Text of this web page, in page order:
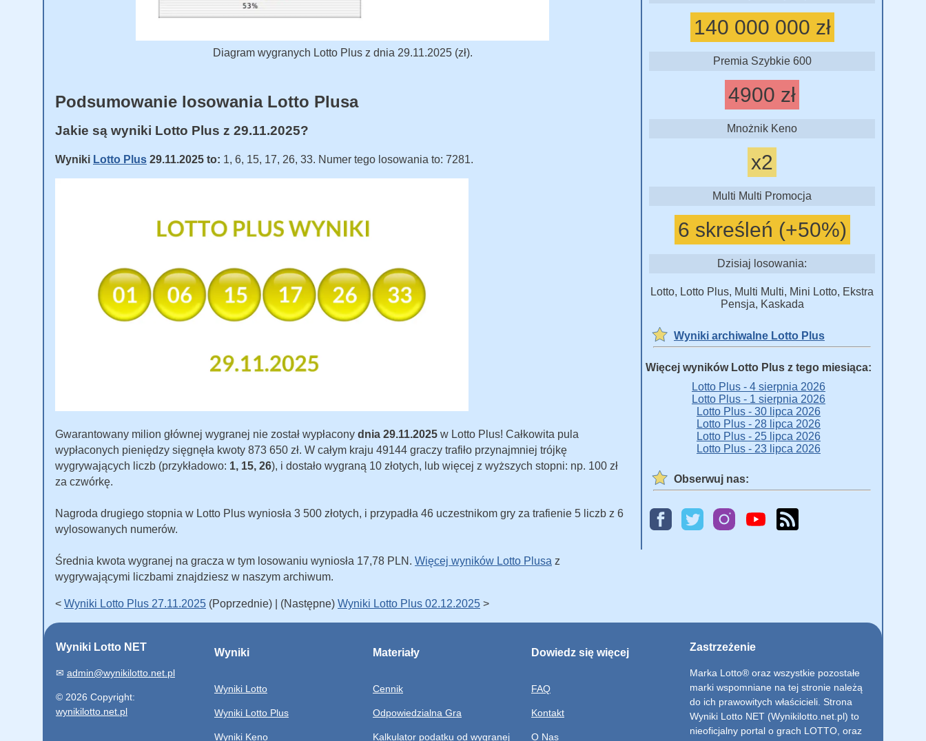
Diagram wygranych Lotto Plus z dnia 29.11.2025 (zł).
Podsumowanie losowania Lotto Plusa
Jakie są wyniki Lotto Plus z 29.11.2025?
Wyniki Lotto Plus 29.11.2025 to: 1, 6, 15, 17, 26, 33. Numer tego losowania to: 7281.
Gwarantowany milion głównej wygranej nie został wypłacony dnia 29.11.2025 w Lotto Plus! Całkowita pula
wypłaconych pieniędzy sięgnęła kwoty 873 650 zł. W całym kraju 49144 graczy trafiło przynajmniej trójkę
wygrywających liczb (przykładowo: 1, 15, 26), i dostało wygraną 10 złotych, lub więcej z wyższych stopni: np. 100 zł
za czwórkę.
Nagroda drugiego stopnia w Lotto Plus wyniosła 3 500 złotych, i przypadła 46 uczestnikom gry za trafienie 5 liczb z 6
wylosowanych numerów.
Średnia kwota wygranej na gracza w tym losowaniu wyniosła 17,78 PLN. Więcej wyników Lotto Plusa z
wygrywającymi liczbami znajdziesz w naszym archiwum.
< Wyniki Lotto Plus 27.11.2025 (Poprzednie) | (Następne) Wyniki Lotto Plus 02.12.2025 >
140 000 000 zł
Premia Szybkie 600
4900 zł
Mnożnik Keno
x2
Multi Multi Promocja
6 skreśleń (+50%)
Dzisiaj losowania:
Lotto, Lotto Plus, Multi Multi, Mini Lotto, Ekstra
Pensja, Kaskada
Wyniki archiwalne Lotto Plus
Więcej wyników Lotto Plus z tego miesiąca:
Lotto Plus - 4 sierpnia 2026
Lotto Plus - 1 sierpnia 2026
Lotto Plus - 30 lipca 2026
Lotto Plus - 28 lipca 2026
Lotto Plus - 25 lipca 2026
Lotto Plus - 23 lipca 2026
Obserwuj nas:
Wyniki Lotto NET
✉ admin@wynikilotto.net.pl
© 2026 Copyright:
wynikilotto.net.pl
Wyniki
Wyniki Lotto
Wyniki Lotto Plus
Wyniki Keno
Materiały
Cennik
Odpowiedzialna Gra
Kalkulator podatku od wygranej
Dowiedz się więcej
FAQ
Kontakt
O Nas
Zastrzeżenie
Marka Lotto® oraz wszystkie pozostałe
marki wspomniane na tej stronie należą
do ich prawowitych właścicieli. Strona
Wyniki Lotto NET (Wynikilotto.net.pl) to
nieoficjalny portal o grach LOTTO, oraz